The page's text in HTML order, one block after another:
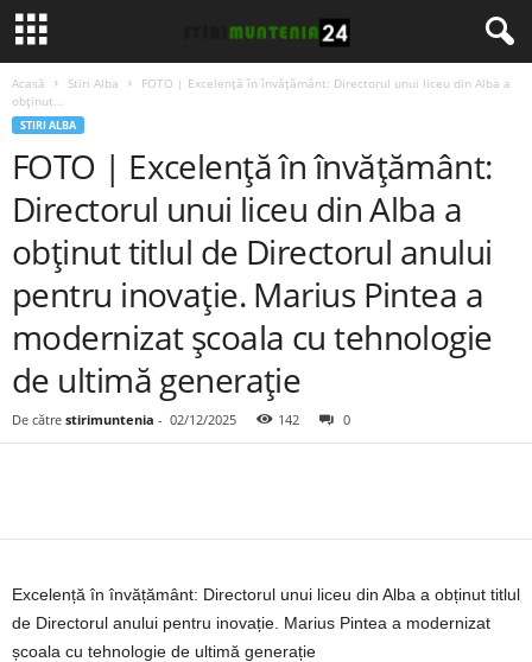
Acasă Stiri Alba
FOTO | Excelență în învățământ: Directorul unui liceu din Alba a
obținut...
STIRI ALBA
FOTO | Excelență în învățământ:
Directorul unui liceu din Alba a
obținut titlul de Directorul anului
pentru inovație. Marius Pintea a
modernizat școala cu tehnologie
de ultimă generație
De către stirimuntenia - 02/12/2025 142 0
Excelență în învățământ: Directorul unui liceu din Alba a obținut titlul
de Directorul anului pentru inovație. Marius Pintea a modernizat
școala cu tehnologie de ultimă generație